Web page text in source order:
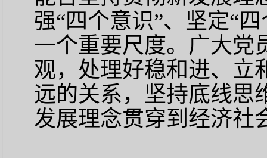
强“四个意识”、坚定“
一个重要尺度。广大党
观，处理好稳和进、立
远的关系，坚持底线思
发展理念贯穿到经济社